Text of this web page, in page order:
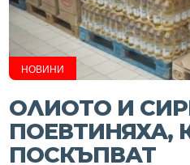
НОВИНИ
ОЛИОТО И
ПОЕВТИНЯХА,
ПОСКЪПВАТ